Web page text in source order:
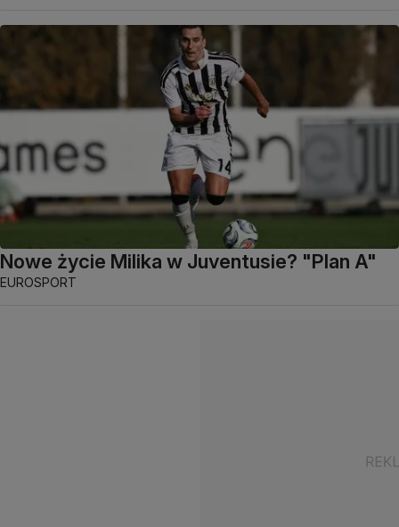
Nowe życie Milika w Juventusie? "Plan A"
EUROSPORT